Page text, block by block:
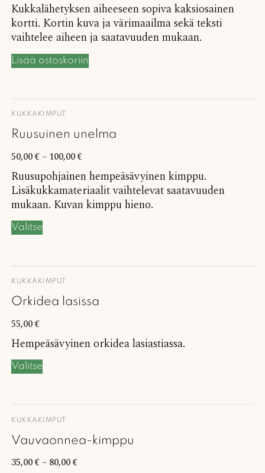
Kukkalähetyksen aiheeseen sopiva kaksiosainen
kortti. Kortin kuva ja värimaailma sekä teksti
vaihtelee aiheen ja saatavuuden mukaan.
Lisää ostoskoriin
KUKKAKIMPUT
Ruusuinen unelma
50,00€– 100,00€
Ruusupohjainen hempeäsävyinen kimppu.
Lisäkukkamateriaalit vaihtelevat saatavuuden
mukaan. Kuvan kimppu hieno.
Valitse
KUKKAKIMPUT
Orkidea lasissa
55,00€
Hempeäsävyinen orkidea lasiastiassa.
Valitse
KUKKAKIMPUT
Vauvaonnea-kimppu
35,00€– 80,00€